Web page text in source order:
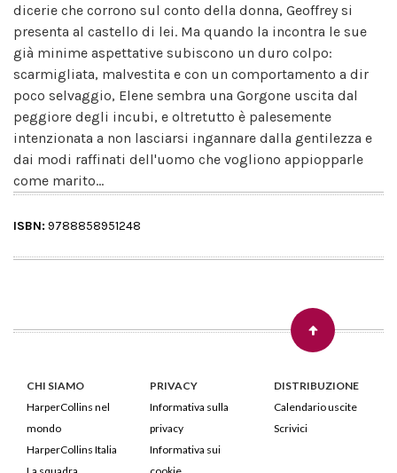
dicerie che corrono sul conto della donna, Geoffrey si
presenta al castello di lei. Ma quando la incontra le sue
già minime aspettative subiscono un duro colpo:
scarmigliata, malvestita e con un comportamento a dir
poco selvaggio, Elene sembra una Gorgone uscita dal
peggiore degli incubi, e oltretutto è palesemente
intenzionata a non lasciarsi ingannare dalla gentilezza e
dai modi raffinati dell'uomo che vogliono appiopparle
come marito...
ISBN: 9788858951248
CHI SIAMO
HarperCollins nel
mondo
HarperCollins Italia
PRIVACY
Informativa sulla
privacy
Informativa sui
DISTRIBUZIONE
Calendario uscite
Scrivici